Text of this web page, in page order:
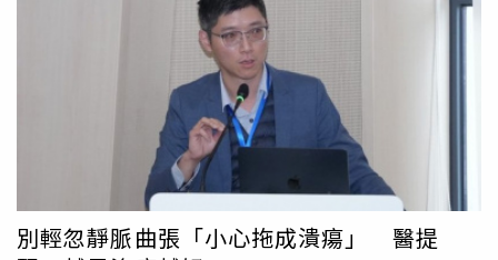
速至兒童呼吸專科就診，以免延誤黃金治療期。
等非遊戲平臺OTP驗證碼簡訊，並依指示回傳驗證碼，未料
2個月後，家長就陸續收到電信業者通知，其名下門號已由
網路開通「One Number」（一號多機）服務，數日後又因
門號異常使用而遭停話。經向電信業者調閱通話明細，發現
該門號短時間內竟撥出近百通電話，才驚覺其門號遭詐騙集
團利用。近期警方接獲多起有孩子回傳OTP驗證碼，導致家
長門號遭開通一號多機服務，並因短時間內撥出大量電話遭
停話。（圖／翻攝畫面）刑事局指出，「One Number」
(一號多機)電信服務，原本是讓同一手機門號可與智慧手
錶、車機或其他裝置共用，使用者即使手機不在身邊，也能
別輕忽靜脈曲張「小心拖成潰瘍」 醫提